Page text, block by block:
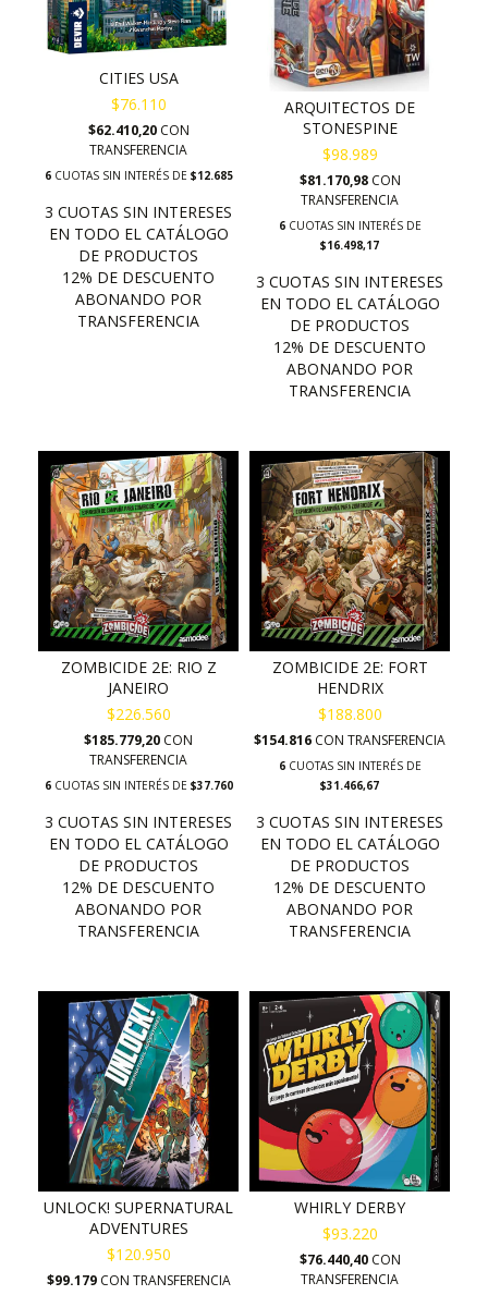
CITIES USA
$76.110
$62.410,20 CON
TRANSFERENCIA
6CUOTAS SIN INTERÉS DE $12.685
ARQUITECTOS DE
STONESPINE
$98.989
$81.170,98 CON
TRANSFERENCIA
6CUOTAS SIN INTERÉS DE
$16.498,17
ZOMBICIDE 2E: RIO Z
JANEIRO
$226.560
$185.779,20 CON
TRANSFERENCIA
6CUOTAS SIN INTERÉS DE $37.760
ZOMBICIDE 2E: FORT
HENDRIX
$188.800
$154.816 CON TRANSFERENCIA
6CUOTAS SIN INTERÉS DE
$31.466,67
UNLOCK! SUPERNATURAL
ADVENTURES
$120.950
$99.179 CON TRANSFERENCIA
WHIRLY DERBY
$93.220
$76.440,40 CON
TRANSFERENCIA